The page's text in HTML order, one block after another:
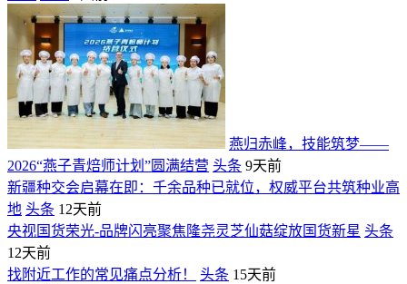
燕归赤峰，技能筑梦——
2026“燕子青焙师计划”圆满结营 头条 9天前
新疆种交会启幕在即：千余品种已就位，权威平台共筑种业高
地 头条 12天前
央视国货荣光-品牌闪亮聚焦隆尧灵芝仙菇绽放国货新星 头条
12天前
找附近工作的常见痛点分析！
头条 15天前